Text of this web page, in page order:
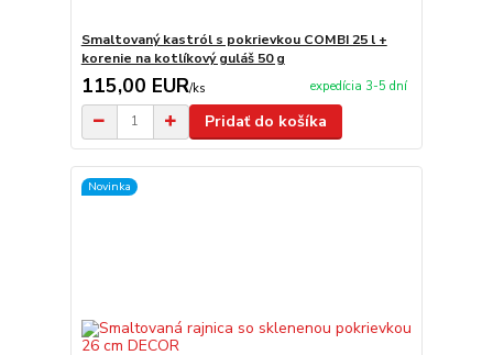
Smaltovaný kastról s pokrievkou COMBI 25 l +
korenie na kotlíkový guláš 50 g
115,00 EUR/ks expedícia 3-5 dní
Pridať do košíka
Novinka